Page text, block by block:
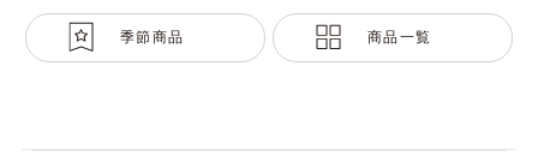
季節商品 商品一覧